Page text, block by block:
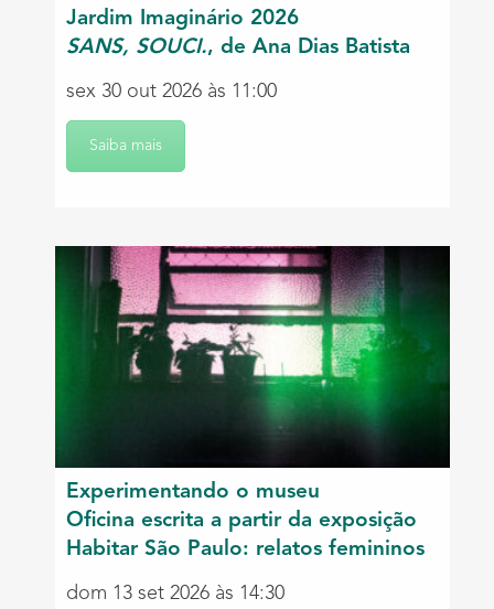
Jardim Imaginário 2026
SANS, SOUCI., de Ana Dias Batista
sex 30 out 2026 às 11:00
Saiba mais
Experimentando o museu
Oficina escrita a partir da exposição
Habitar São Paulo: relatos femininos
dom 13 set 2026 às 14:30